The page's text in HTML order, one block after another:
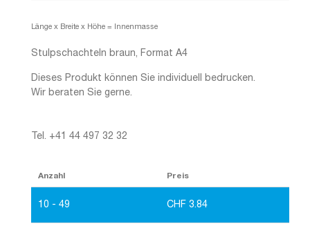
Länge x Breite x Höhe = Innenmasse
Stulpschachteln braun, Format A4
Dieses Produkt können Sie individuell bedrucken.
Wir beraten Sie gerne.
Tel. +41 44 497 32 32
Anzahl Preis
10 - 49 CHF 3.84